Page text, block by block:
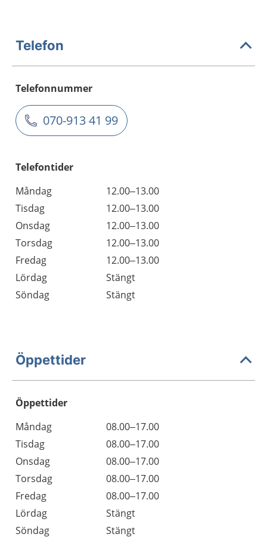
Telefon
Telefonnummer
070-913 41 99
Telefontider
Måndag
12.00–13.00
Tisdag
12.00–13.00
Onsdag
12.00–13.00
Torsdag
12.00–13.00
Fredag
12.00–13.00
Lördag
Stängt
Söndag
Stängt
Öppettider
Öppettider
Dag
Öppettider
Kommentarer
Måndag
08.00–17.00
Tisdag
08.00–17.00
Onsdag
08.00–17.00
Torsdag
08.00–17.00
Fredag
08.00–17.00
Lördag
Stängt
Söndag
Stängt